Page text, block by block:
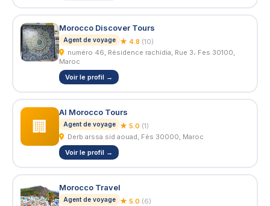
Morocco Discover Tours
Agent de voyage ★ 4.8 (10)
Maroc
Voir le profil →
🏢
Al Morocco Tours
Agent de voyage ★ 5.0 (1)
Derb arssa sid aouad, Fès 30000, Maroc
Voir le profil →
Morocco Travel
Agent de voyage ★ 5.0 (6)